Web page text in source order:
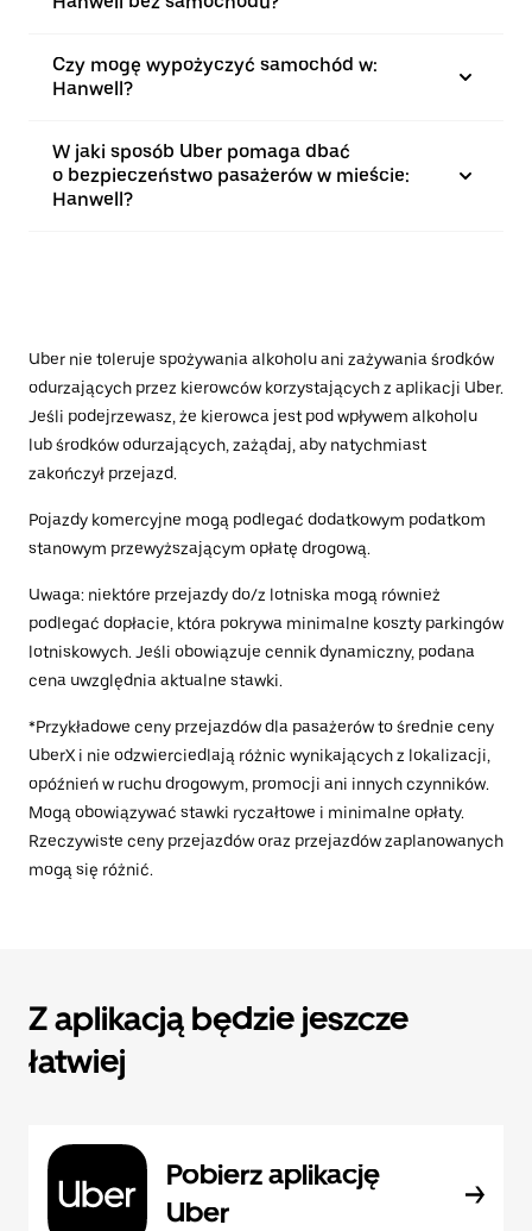
Czy mogę wypożyczyć samochód w:
Hanwell?
W jaki sposób Uber pomaga dbać
o bezpieczeństwo pasażerów w mieście:
Hanwell?
Uber nie toleruje spożywania alkoholu ani zażywania środków
odurzających przez kierowców korzystających z aplikacji Uber.
Jeśli podejrzewasz, że kierowca jest pod wpływem alkoholu
lub środków odurzających, zażądaj, aby natychmiast
zakończył przejazd.
Pojazdy komercyjne mogą podlegać dodatkowym podatkom
stanowym przewyższającym opłatę drogową.
Uwaga: niektóre przejazdy do/z lotniska mogą również
podlegać dopłacie, która pokrywa minimalne koszty parkingów
lotniskowych. Jeśli obowiązuje cennik dynamiczny, podana
cena uwzględnia aktualne stawki.
*Przykładowe ceny przejazdów dla pasażerów to średnie ceny
UberX i nie odzwierciedlają różnic wynikających z lokalizacji,
opóźnień w ruchu drogowym, promocji ani innych czynników.
Mogą obowiązywać stawki ryczałtowe i minimalne opłaty.
Rzeczywiste ceny przejazdów oraz przejazdów zaplanowanych
mogą się różnić.
Z aplikacją będzie jeszcze
łatwiej
Pobierz aplikację
Uber